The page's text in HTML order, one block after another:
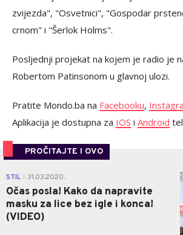
zvijezda", "Osvetnici", "Gospodar
crnom" i "Šerlok Holms".
Posljednji projekat na kojem je radio je
Robertom Patinsonom u glavnoj ulozi.
Pratite Mondo.ba na Facebooku,
Aplikacija je dostupna za IOS i Android
PROČITAJTE I OVO
STIL 31.03.2020.
Očas posla! Kako da napravite
masku za lice bez igle i konca!
(VIDEO)